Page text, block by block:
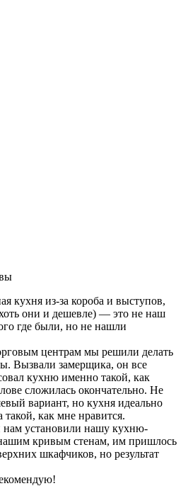
кухня из-за короба и выступов,
они и дешевле) — это не наш
где были, но не нашли
центрам мы решили делать
Вызвали замерщика, он все
кухню именно такой, как
сложилась окончательно. Не
вариант, но кухня идеально
такой, как мне нравится.
нам установили нашу кухню-
кривым стенам, им пришлось
шкафчиков, но результат